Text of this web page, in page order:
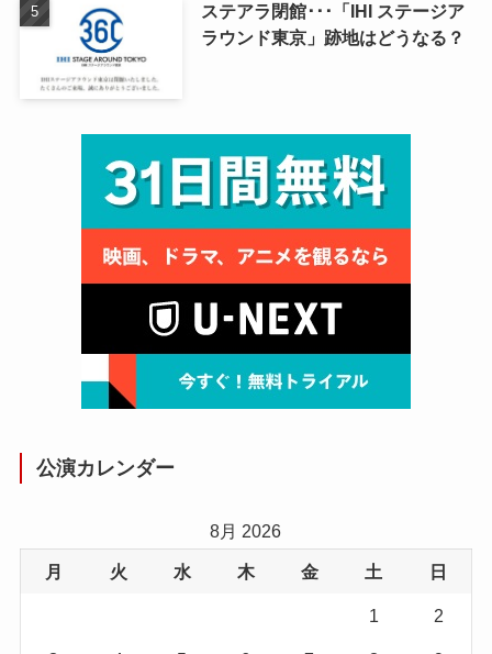
ステアラ閉館･･･「IHI ステージア
ラウンド東京」跡地はどうなる？
公演カレンダー
8月 2026
月 火 水 木 金 土 日
1 2